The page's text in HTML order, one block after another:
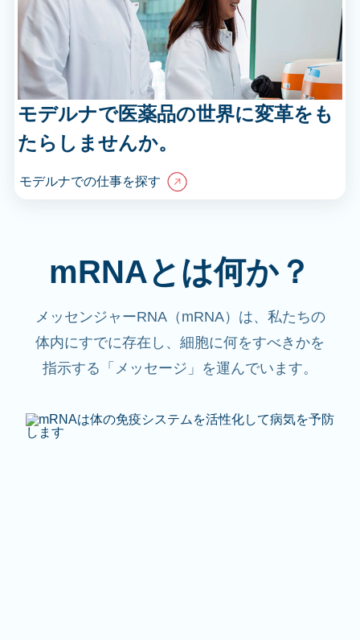
モデルナで医薬品の世界に変革をも
たらしませんか。
モデルナでの仕事を探す
mRNAとは何か？
メッセンジャーRNA（mRNA）は、私たちの
体内にすでに存在し、細胞に何をすべきかを
指示する「メッセージ」を運んでいます。